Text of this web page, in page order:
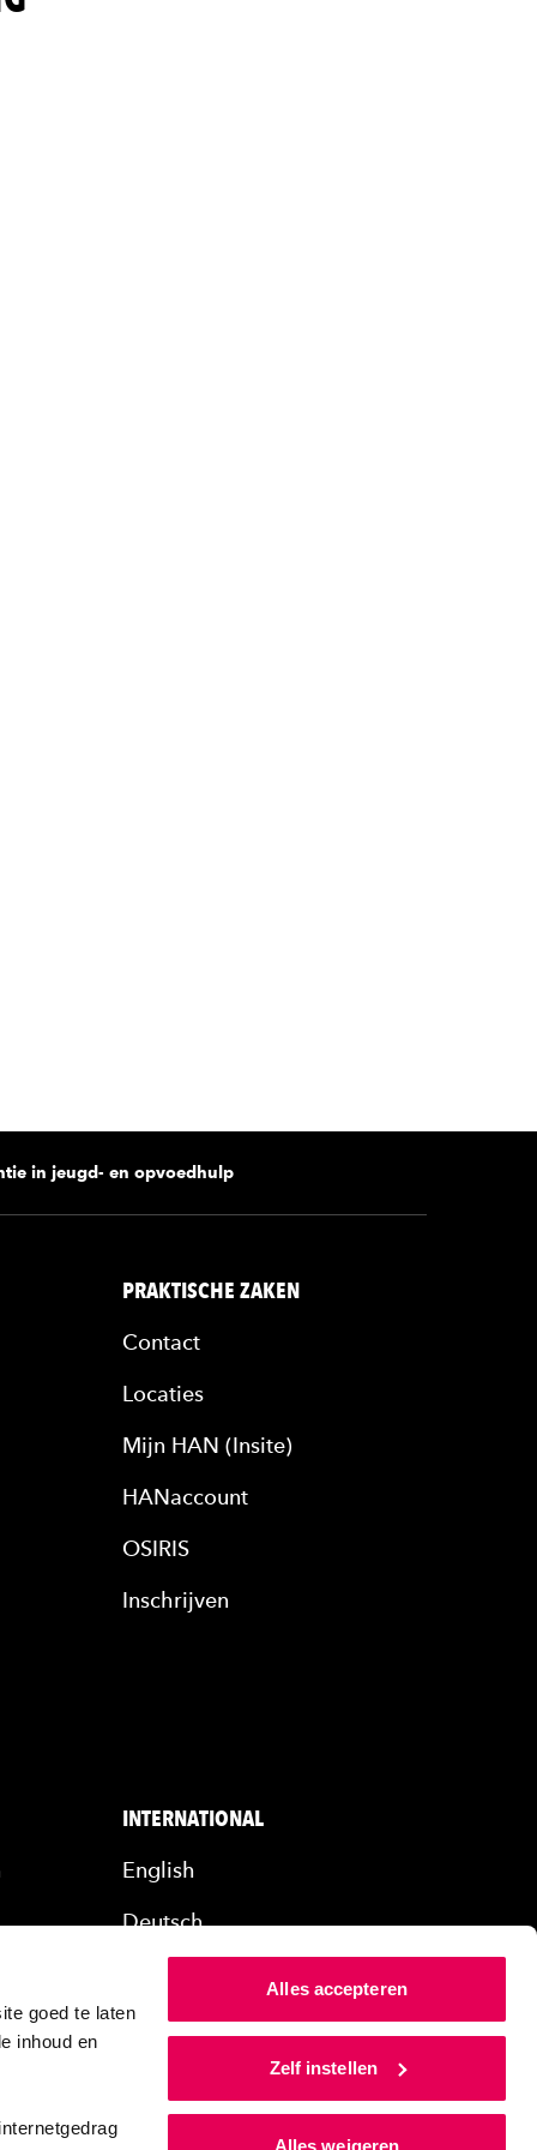
goed te laten
inhoud en
Alles accepteren
Zelf instellen
Alles weigeren
in jeugd- en opvoedhulp
PRAKTISCHE ZAKEN
Contact
Locaties
Mijn HAN (Insite)
HANaccount
OSIRIS
Inschrijven
INTERNATIONAL
English
Deutsch